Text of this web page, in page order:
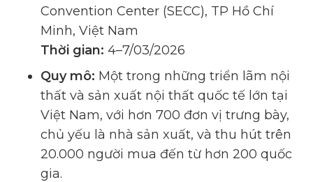
Convention Center (SECC), TP Hồ Chí
Minh, Việt Nam
Thời gian: 4–7/03/2026
Quy mô: Một trong những triển lãm nội
thất và sản xuất nội thất quốc tế lớn tại
Việt Nam, với hơn 700 đơn vị trưng bày,
chủ yếu là nhà sản xuất, và thu hút trên
20.000 người mua đến từ hơn 200 quốc
gia.